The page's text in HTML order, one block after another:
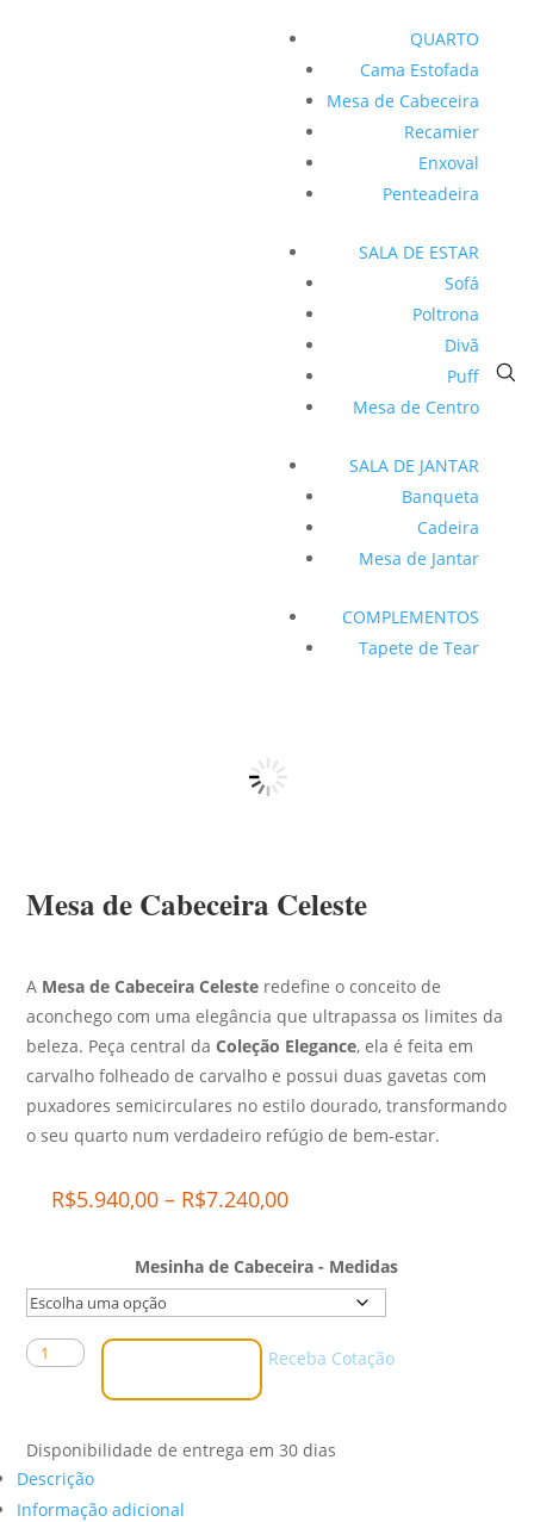
QUARTO
Cama Estofada
Mesa de Cabeceira
Recamier
Enxoval
Penteadeira
SALA DE ESTAR
Sofá
Poltrona
Divã
Puff
Mesa de Centro
SALA DE JANTAR
Banqueta
Cadeira
Mesa de Jantar
COMPLEMENTOS
Tapete de Tear
Mesa de Cabeceira Celeste
A Mesa de Cabeceira Celeste redefine o conceito de
aconchego com uma elegância que ultrapassa os limites da
beleza. Peça central daColeção Elegance, ela é feita em
carvalho folheado de carvalho e possui duas gavetas com
puxadores semicirculares no estilo dourado, transformando
o seu quarto num verdadeiro refúgio de bem-estar.
R$5.940,00 – R$7.240,00Price
R$5.940,00
through
R$7.240,00
Mesinha de Cabeceira - Medidas
Mesa
Cabeceira
quantidade
Receba Cotação
Disponibilidade de entrega em 30 dias
Descrição
Informação adicional